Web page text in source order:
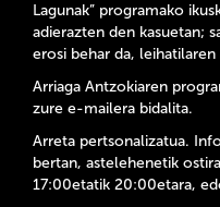
Lagunak” programako
adierazten den kasuetan;
erosi behar da,
Arriaga Antzokiaren
zure e-mailera bidalita.
Arreta pertsonalizatua.
bertan, astelehenetik
17:00etatik 20:00etara,